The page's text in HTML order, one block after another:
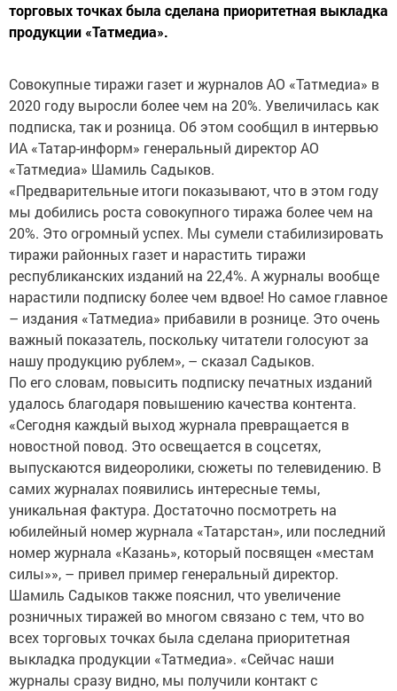
торговых точках была сделана приоритетная выкладка
продукции «Татмедиа».
Совокупные тиражи газет и журналов АО «Татмедиа» в
2020 году выросли более чем на 20%. Увеличилась как
подписка, так и розница. Об этом сообщил в интервью
ИА «Татар-информ» генеральный директор АО
«Татмедиа» Шамиль Садыков.
«Предварительные итоги показывают, что в этом году
мы добились роста совокупного тиража более чем на
20%. Это огромный успех. Мы сумели стабилизировать
тиражи районных газет и нарастить тиражи
республиканских изданий на 22,4%. А журналы вообще
нарастили подписку более чем вдвое! Но самое главное
– издания «Татмедиа» прибавили в рознице. Это очень
важный показатель, поскольку читатели голосуют за
нашу продукцию рублем», – сказал Садыков.
По его словам, повысить подписку печатных изданий
удалось благодаря повышению качества контента.
«Сегодня каждый выход журнала превращается в
новостной повод. Это освещается в соцсетях,
выпускаются видеоролики, сюжеты по телевидению. В
самих журналах появились интересные темы,
уникальная фактура. Достаточно посмотреть на
юбилейный номер журнала «Татарстан», или последний
номер журнала «Казань», который посвящен «местам
силы»», – привел пример генеральный директор.
Шамиль Садыков также пояснил, что увеличение
розничных тиражей во многом связано с тем, что во
всех торговых точках была сделана приоритетная
выкладка продукции «Татмедиа». «Сейчас наши
журналы сразу видно, мы получили контакт с